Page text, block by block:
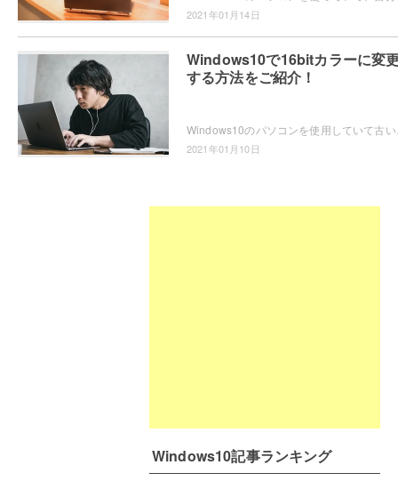
2021年01月14日
Windows10で16bitカラーに変
する方法をご紹介！
2021年01月10日
Windows10記事ランキング